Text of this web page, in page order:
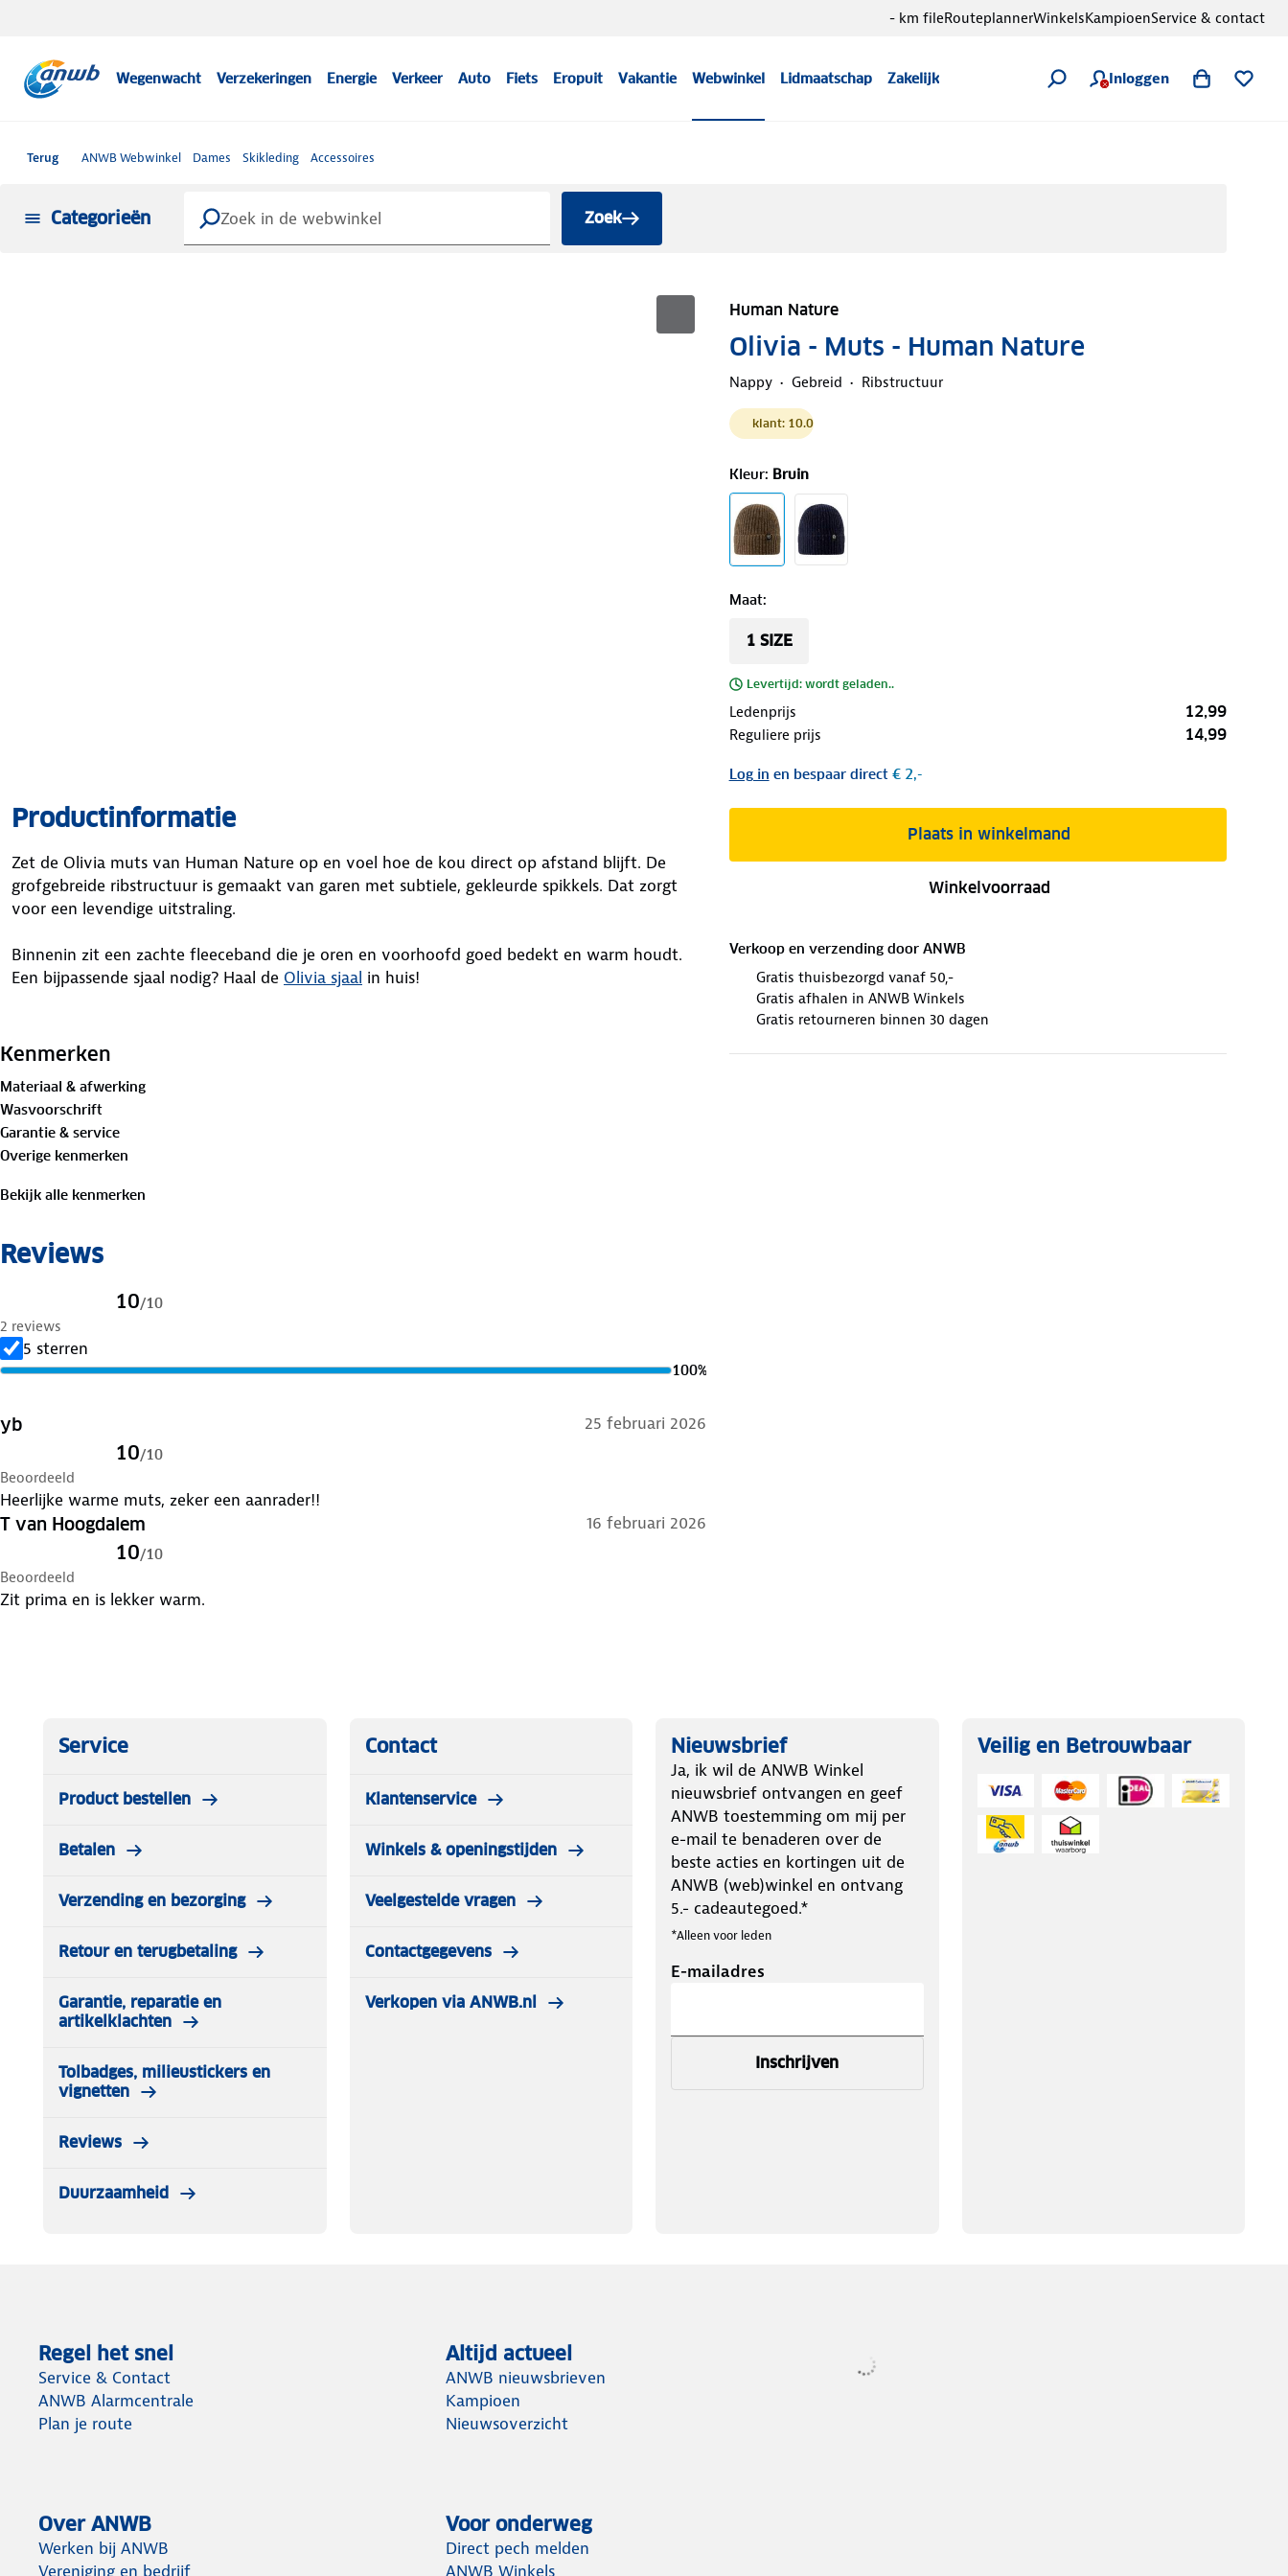
Wegenwacht Verzekeringen Energie Verkeer Auto Fiets Eropuit Vakantie Webwinkel Lidmaatschap Zakelijk Inloggen
- km fileRouteplannerWinkelsKampioenService & contact
Terug ANWB Webwinkel Dames Skikleding Accessoires
Categorieën Zoek
Human Nature
Olivia - Muts - Human Nature
Nappy Gebreid Ribstructuur
klant: 10.0
Kleur: Bruin
Maat:
1 SIZE
Levertijd: wordt geladen..
Ledenprijs 12,99
Reguliere prijs 14,99
Log in en bespaar direct€ 2,-
Plaats in winkelmand
Winkelvoorraad
Verkoop en verzending door ANWB
Gratis thuisbezorgd vanaf 50,-
Gratis afhalen in ANWB Winkels
Gratis retourneren binnen 30 dagen
Productinformatie
Zet de Olivia muts van Human Nature op en voel hoe de kou direct op afstand blijft. De
grofgebreide ribstructuur is gemaakt van garen met subtiele, gekleurde spikkels. Dat zorgt
voor een levendige uitstraling.
Binnenin zit een zachte fleeceband die je oren en voorhoofd goed bedekt en warm houdt.
Een bijpassende sjaal nodig? Haal de Olivia sjaal in huis!
Buitenstof: 55% acryl, 25% polyamide, 10% katoen, 10% wol
Kenmerken
Materiaal & afwerking
Wasvoorschrift
Garantie & service
Overige kenmerken
Bekijk alle kenmerken
Reviews
10/10
2 reviews
5 sterren
100%
yb 25 februari 2026
10/10
Beoordeeld
Heerlijke warme muts, zeker een aanrader!!
T van Hoogdalem 16 februari 2026
10/10
Beoordeeld
Zit prima en is lekker warm.
Service
Product bestellen
Betalen
Verzending en bezorging
Retour en terugbetaling
Garantie, reparatie en
artikelklachten
Tolbadges, milieustickers en
vignetten
Reviews
Duurzaamheid
Contact
Klantenservice
Winkels & openingstijden
Veelgestelde vragen
Contactgegevens
Verkopen via ANWB.nl
Nieuwsbrief
Ja, ik wil de ANWB Winkel
nieuwsbrief ontvangen en geef
ANWB toestemming om mij per
e-mail te benaderen over de
beste acties en kortingen uit de
ANWB (web)winkel en ontvang
5.- cadeautegoed.*
*Alleen voor leden
E-mailadres
Inschrijven
Veilig en Betrouwbaar
Regel het snel
Service & Contact
ANWB Alarmcentrale
Plan je route
Altijd actueel
ANWB nieuwsbrieven
Kampioen
Nieuwsoverzicht
Over ANWB
Werken bij ANWB
Vereniging en bedrijf
Voor onderweg
Direct pech melden
ANWB Winkels